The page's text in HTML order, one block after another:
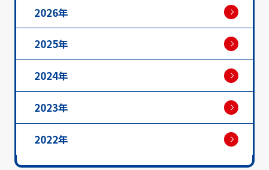
2026年
2025年
2024年
2023年
2022年